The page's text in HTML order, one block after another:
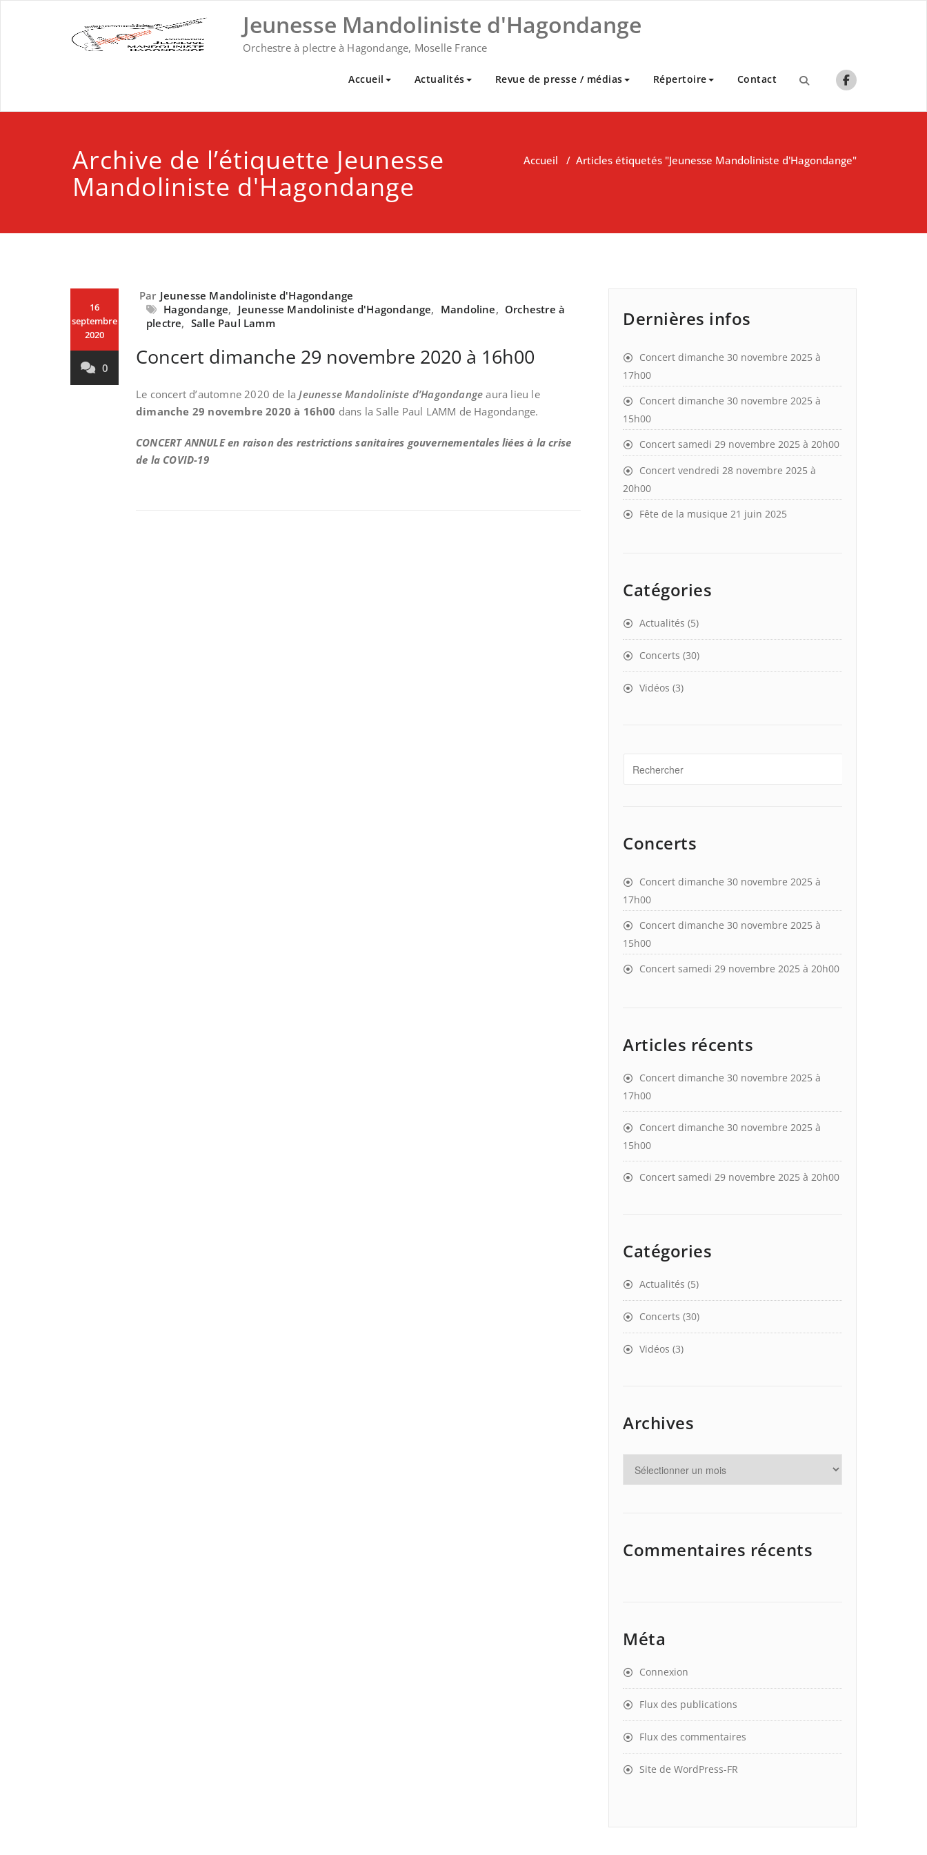
Jeunesse Mandoliniste d'Hagondange
Orchestre à plectre à Hagondange, Moselle France
Accueil Actualités Revue de presse / médias Répertoire Contact
Archive de l’étiquette Jeunesse
Mandoliniste d'Hagondange
Accueil / Articles étiquetés "Jeunesse Mandoliniste d'Hagondange"
16
septembre
2020
0
Par Jeunesse Mandoliniste d'Hagondange
Hagondange, Jeunesse Mandoliniste d'Hagondange, Mandoline, Orchestre à
plectre, Salle Paul Lamm
Concert dimanche 29 novembre 2020 à 16h00
Le concert d’automne 2020 de laJeunesse Mandoliniste d’Hagondange aura lieu le
dimanche 29 novembre 2020 à 16h00 dans la Salle Paul LAMM de Hagondange.
CONCERT ANNULE en raison des restrictions sanitaires gouvernementales liées à la crise
de la COVID-19
Dernières infos
Concert dimanche 30 novembre 2025 à
17h00
Concert dimanche 30 novembre 2025 à
15h00
Concert samedi 29 novembre 2025 à 20h00
Concert vendredi 28 novembre 2025 à
20h00
Fête de la musique 21 juin 2025
Catégories
Actualités (5)
Concerts (30)
Vidéos (3)
Concerts
Concert dimanche 30 novembre 2025 à
17h00
Concert dimanche 30 novembre 2025 à
15h00
Concert samedi 29 novembre 2025 à 20h00
Articles récents
Concert dimanche 30 novembre 2025 à
17h00
Concert dimanche 30 novembre 2025 à
15h00
Concert samedi 29 novembre 2025 à 20h00
Catégories
Actualités (5)
Concerts (30)
Vidéos (3)
Archives
Commentaires récents
Méta
Connexion
Flux des publications
Flux des commentaires
Site de WordPress-FR